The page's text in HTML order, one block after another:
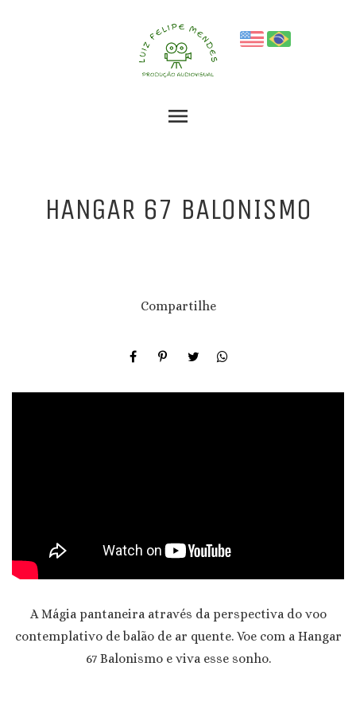
menu
HANGAR 67 BALONISMO
Compartilhe
A Mágia pantaneira através da perspectiva do voo
contemplativo de balão de ar quente. Voe com a Hangar
67 Balonismo e viva esse sonho.